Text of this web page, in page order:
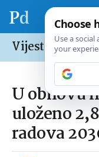
Vijesti /
U obnovu
uloženo
radova